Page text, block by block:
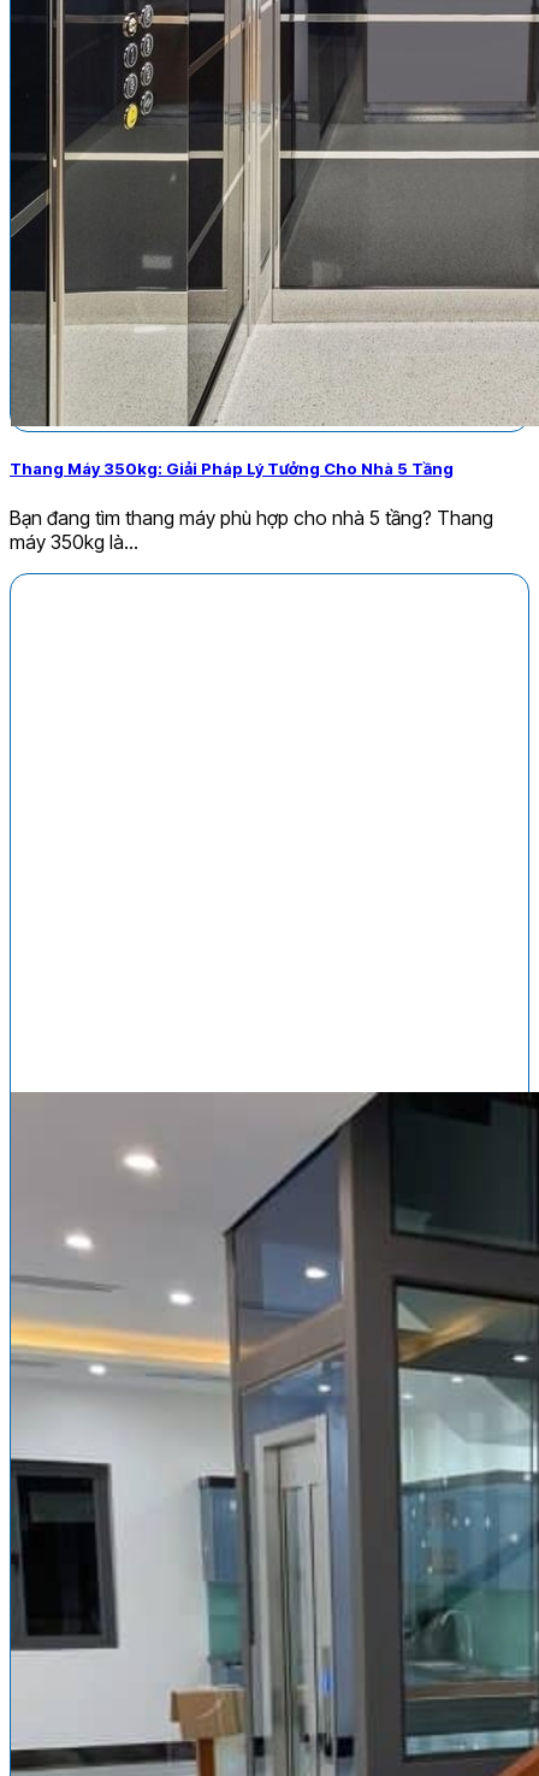
Thang Máy 350kg: Giải Pháp Lý Tưởng Cho Nhà 5 Tầng
Bạn đang tìm thang máy phù hợp cho nhà 5 tầng? Thang
máy 350kg là...